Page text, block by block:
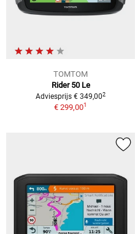
TOMTOM
Rider 50 Le
Adviesprijs € 349,002
€ 299,001